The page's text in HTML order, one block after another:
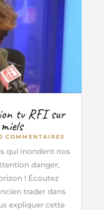
tv RFI sur
COMMENTAIRES
qui inondent nos
danger,
! Écoutez
trader dans
expliquer cette